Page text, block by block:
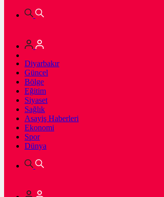
Diyarbakır
Güncel
Bölge
Eğitim
Siyaset
Sağlık
Asayiş Haberleri
Ekonomi
Spor
Dünya